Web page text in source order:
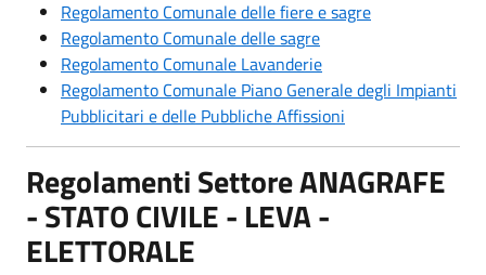
Regolamento Comunale delle fiere e sagre
Regolamento Comunale delle sagre
Regolamento Comunale Lavanderie
Regolamento Comunale Piano Generale degli Impianti
Pubblicitari e delle Pubbliche Affissioni
Regolamenti Settore ANAGRAFE
- STATO CIVILE - LEVA -
ELETTORALE